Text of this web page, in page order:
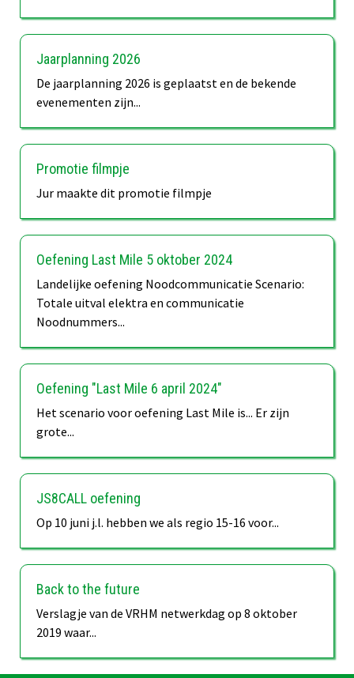
Jaarplanning 2026
De jaarplanning 2026 is geplaatst en de bekende
evenementen zijn...
Promotie filmpje
Jur maakte dit promotie filmpje
Oefening Last Mile 5 oktober 2024
Landelijke oefening Noodcommunicatie Scenario:
Totale uitval elektra en communicatie
Noodnummers...
Oefening "Last Mile 6 april 2024"
Het scenario voor oefening Last Mile is... Er zijn
grote...
JS8CALL oefening
Op 10 juni j.l. hebben we als regio 15-16 voor...
Back to the future
Verslagje van de VRHM netwerkdag op 8 oktober
2019 waar...